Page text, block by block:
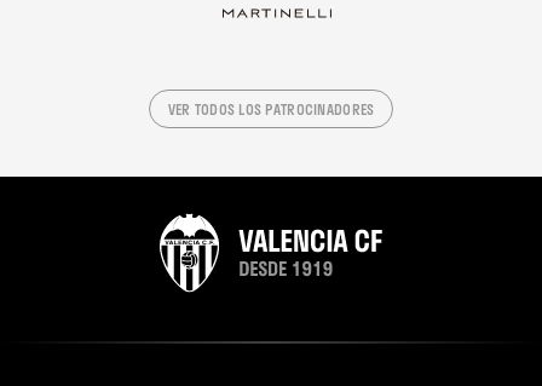
VER TODOS LOS PATROCINADORES